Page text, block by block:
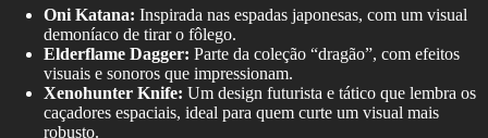
Oni Katana: Inspirada nas espadas japonesas, com um visual
demoníaco de tirar o fôlego.
Elderflame Dagger: Parte da coleção “dragão”, com efeitos
visuais e sonoros que impressionam.
Xenohunter Knife: Um design futurista e tático que lembra os
caçadores espaciais, ideal para quem curte um visual mais
robusto.